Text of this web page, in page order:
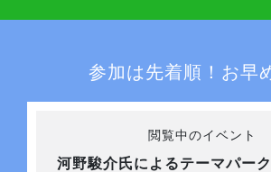
参加は先着順！お早
閲覧中のイベント
河野駿介氏によるテーマパー